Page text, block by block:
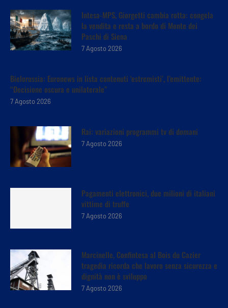
Intesa-MPS, Giorgetti cambia rotta: congela
la vendita e resta a bordo di Monte dei
Paschi di Siena
7 Agosto 2026
Bielorussia: Euronews in lista contenuti ‘estremisti’, l’emittente:
“Decisione oscura e unilaterale”
7 Agosto 2026
Rai: variazioni programmi tv di domani
7 Agosto 2026
Pagamenti elettronici, due milioni di italiani
vittime di truffe
7 Agosto 2026
Marcinelle, Confintesa al Bois du Cazier
tragedia ricorda che lavoro senza sicurezza e
dignità non è sviluppo
7 Agosto 2026